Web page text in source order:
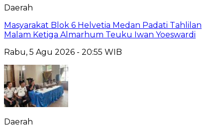
Daerah
Masyarakat Blok 6 Helvetia Medan Padati Tahlilan
Malam Ketiga Almarhum Teuku Iwan Yoeswardi
Rabu, 5 Agu 2026 - 20:55 WIB
Daerah